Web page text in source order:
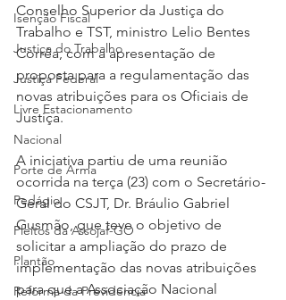
Isenção Fiscal
Justiça do Trabalho
Justiça Federal
Livre Estacionamento
Nacional
Porte de Arma
Pedágio
Pleitos da Assojaf-GO
Plantão
Reforma da Previdência
Conselho Superior da Justiça do
Trabalho e TST, ministro Lelio Bentes
Corrêa, com a apresentação de
proposta para a regulamentação das
novas atribuições para os Oficiais de
Justiça.
A iniciativa partiu de uma reunião
ocorrida na terça (23) com o Secretário-
Geral do CSJT, Dr. Bráulio Gabriel
Gusmão, que teve o objetivo de
solicitar a ampliação do prazo de
implementação das novas atribuições
para que a Associação Nacional